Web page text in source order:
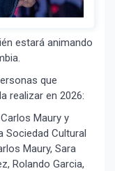
estará animando
que
realizar en 2026:
Maury y
Sociedad Cultural
Maury, Sara
Rolando Garcia,